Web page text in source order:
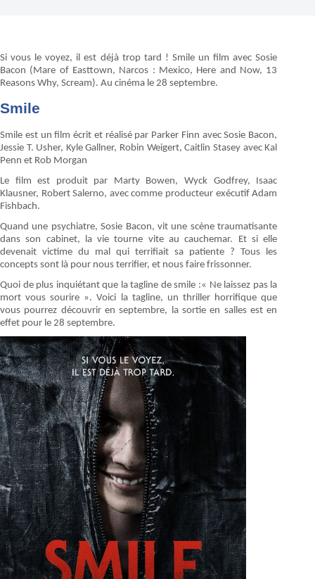
Si vous le voyez, il est déjà trop tard ! Smile un film avec Sosie
Bacon (Mare of Easttown, Narcos : Mexico, Here and Now, 13
Reasons Why, Scream). Au cinéma le 28 septembre.
Smile
Smile est un film écrit et réalisé par Parker Finn avec Sosie Bacon,
Jessie T. Usher, Kyle Gallner, Robin Weigert, Caitlin Stasey avec Kal
Penn et Rob Morgan
Le film est produit par Marty Bowen, Wyck Godfrey, Isaac
Klausner, Robert Salerno, avec comme producteur exécutif Adam
Fishbach.
Quand une psychiatre, Sosie Bacon, vit une scène traumatisante
dans son cabinet, la vie tourne vite au cauchemar. Et si elle
devenait victime du mal qui terrifiait sa patiente ? Tous les
concepts sont là pour nous terrifier, et nous faire frissonner.
Quoi de plus inquiétant que la tagline de smile :« Ne laissez pas la
mort vous sourire ». Voici la tagline, un thriller horrifique que
vous pourrez découvrir en septembre, la sortie en salles est en
effet pour le 28 septembre.